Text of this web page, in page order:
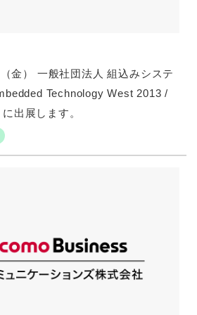
金） 一般社団法人 組込みシステ
Technology West 2013 /
出展します。